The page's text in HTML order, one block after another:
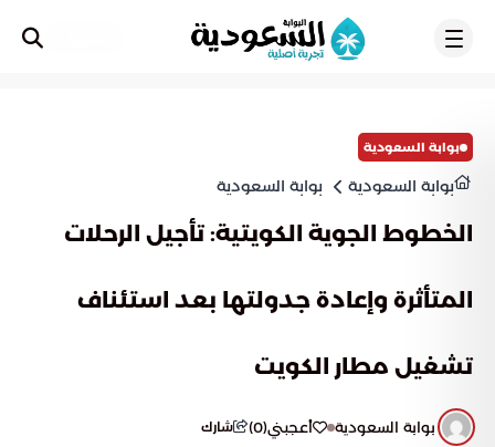
بوابة السعودية
بوابة السعودية بوابة السعودية
الخطوط الجوية الكويتية: تأجيل الرحلات
المتأثرة وإعادة جدولتها بعد استئناف
تشغيل مطار الكويت
بوابة السعودية أعجبني(
0
) شارك